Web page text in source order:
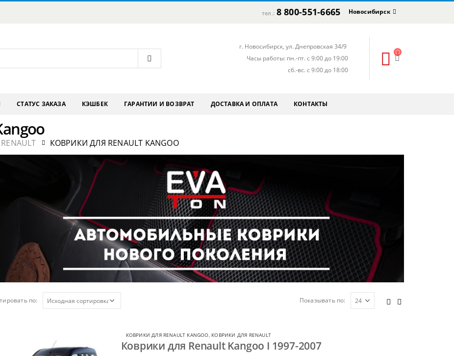
тел.: 8 800-551-6665 Новосибирск
г. Новосибирск, ул. Днепровская 34/9
Часы работы: пн.-пт. с 9:00 до 19:00
сб.-вс. с 9:00 до 18:00
СТАТУС ЗАКАЗА КЭШБЕК ГАРАНТИИ И ВОЗВРАТ ДОСТАВКА И ОПЛАТА КОНТАКТЫ
КОВРИКИ ДЛЯ RENAULT KANGOO
по: Показывать по:
КОВРИКИ ДЛЯ RENAULT KANGOO, КОВРИКИ ДЛЯ RENAULT
Коврики для Renault Kangoo I 1997-2007